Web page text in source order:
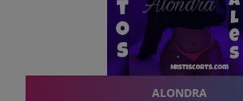
ALONDRA